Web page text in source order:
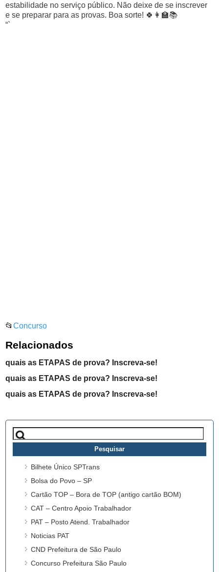
estabilidade no serviço público. Não deixe de se inscrever
e se preparar para as provas. Boa sorte! 🍀👩‍🏫📚
“`
📂Concurso
Relacionados
quais as ETAPAS de prova? Inscreva-se!
quais as ETAPAS de prova? Inscreva-se!
quais as ETAPAS de prova? Inscreva-se!
Pesquisar
por:
Bilhete Único SPTrans
Bolsa do Povo – SP
Cartão TOP – Bora de TOP (antigo cartão BOM)
CAT – Centro Apoio Trabalhador
PAT – Posto Atend. Trabalhador
Noticias PAT
CND Prefeitura de São Paulo
Concurso Prefeitura São Paulo